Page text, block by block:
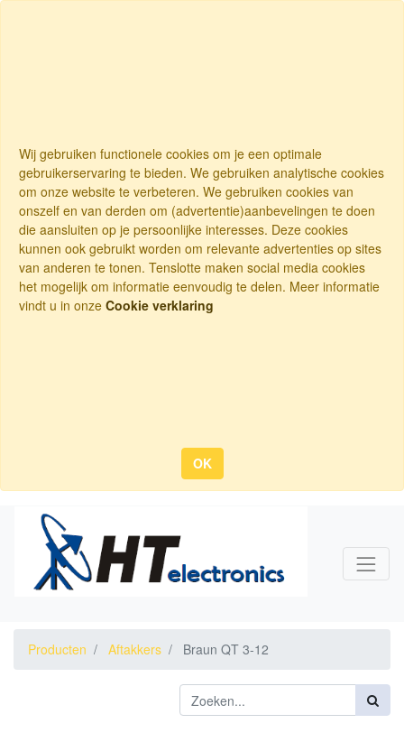
Wij gebruiken functionele cookies om je een optimale
gebruikerservaring te bieden. We gebruiken analytische cookies
om onze website te verbeteren. We gebruiken cookies van
onszelf en van derden om (advertentie)aanbevelingen te doen
die aansluiten op je persoonlijke interesses. Deze cookies
kunnen ook gebruikt worden om relevante advertenties op sites
van anderen te tonen. Tenslotte maken social media cookies
het mogelijk om informatie eenvoudig te delen. Meer informatie
vindt u in onze Cookie verklaring
OK
Producten Aftakkers Braun QT 3-12